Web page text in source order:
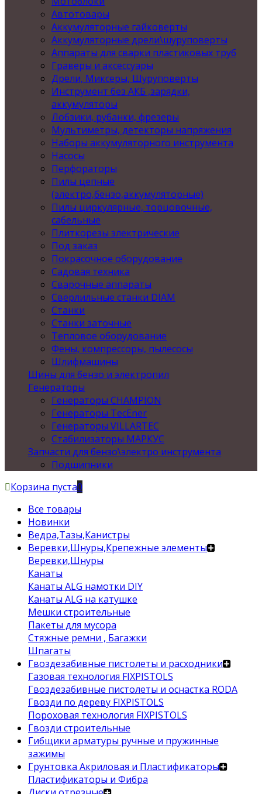
Автотовары
Аккумуляторные гайковерты
Аккумуляторные дрели\шуруповерты
Аппараты для сварки пластиковых труб
Граверы и аксессуары
Дрели, Миксеры, Шуруповерты
Инструмент без АКБ ,зарядки,
аккумуляторы
Лобзики, рубанки, фрезеры
Мультиметры, детекторы напряжения
Наборы аккумуляторного инструмента
Насосы
Перфораторы
Пилы цепные
(электро,бензо,аккумуляторные)
Пилы циркулярные, торцовочные,
сабельные
Плиткорезы электрические
Под заказ
Покрасочное оборудование
Садовая техника
Сварочные аппараты
Сверлильные станки DIAM
Станки
Станки заточные
Тепловое оборудование
Фены, компрессоры, пылесосы
Шлифмашины
Шины для бензо и электропил
Генераторы
Генераторы CHAMPION
Генераторы TecEner
Генераторы VILLARTEC
Стабилизаторы МАРКУС
Запчасти для бензо\электро инструмента
Подшипники
Корзина пуста0
Все товары
Новинки
Ведра,Тазы,Канистры
Веревки,Шнуры,Крепежные элементы
Веревки,Шнуры
Канаты
Канаты ALG намотки DIY
Канаты ALG на катушке
Мешки строительные
Пакеты для мусора
Стяжные ремни , Багажки
Шпагаты
Гвоздезабивные пистолеты и расходники
Газовая технология FIXPISTOLS
Гвоздезабивные пистолеты и оснастка RODA
Гвозди по дереву FIXPISTOLS
Пороховая технология FIXPISTOLS
Гвозди строительные
Гибщики арматуры ручные и пружинные
зажимы
Грунтовка Акриловая и Пластификаторы
Пластификаторы и Фибра